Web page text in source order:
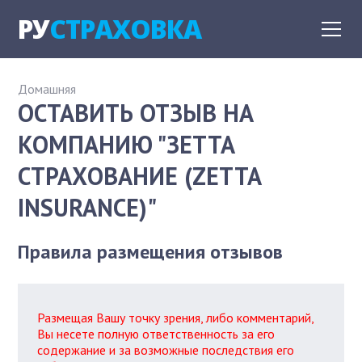
РУСТРАХОВКА
Домашняя
ОСТАВИТЬ ОТЗЫВ НА
КОМПАНИЮ "ЗЕТТА
СТРАХОВАНИЕ (ZETTA
INSURANCE)"
Правила размещения отзывов
Размещая Вашу точку зрения, либо комментарий,
Вы несете полную ответственность за его
содержание и за возможные последствия его